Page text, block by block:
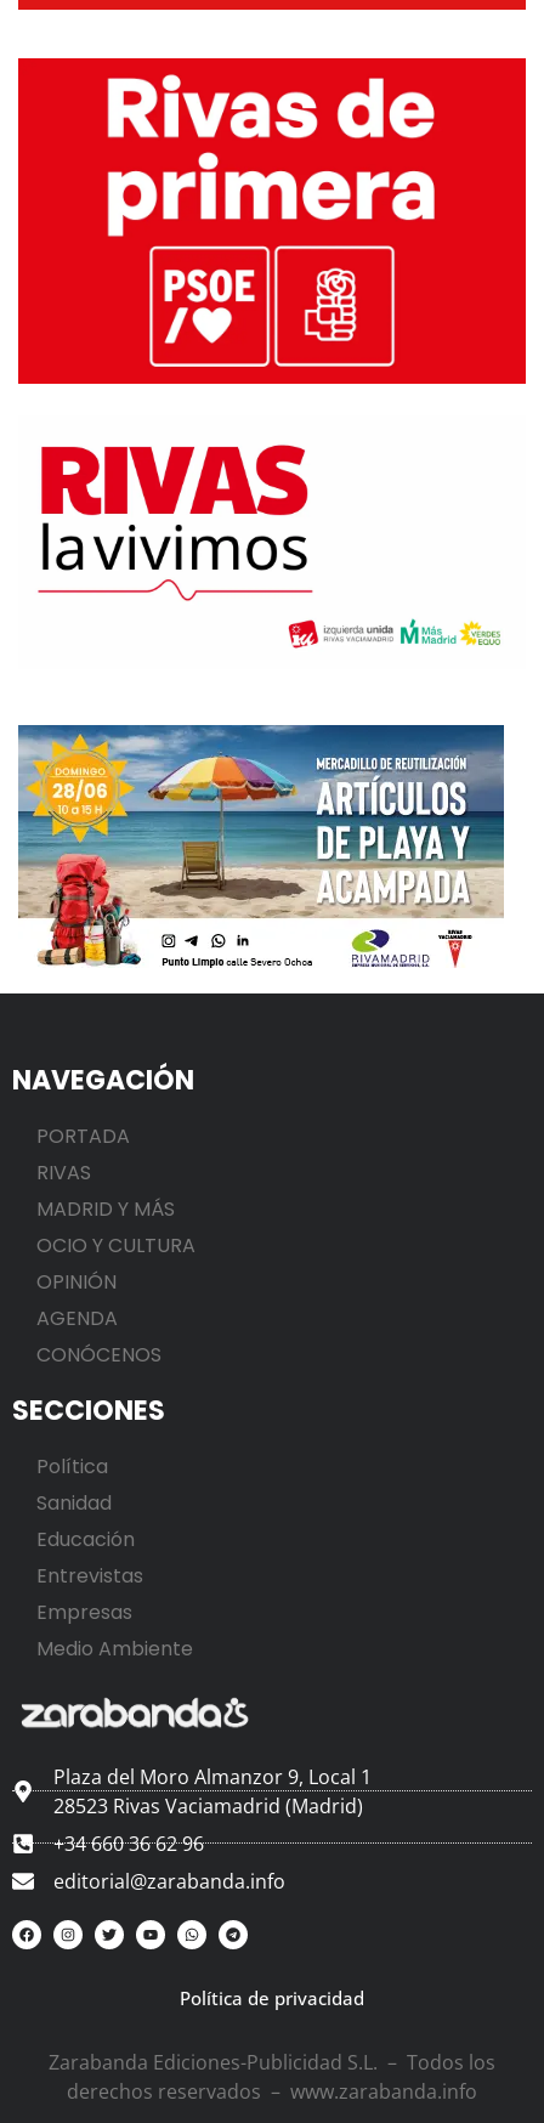
NAVEGACIÓN
PORTADA
RIVAS
MADRID Y MÁS
OCIO Y CULTURA
OPINIÓN
AGENDA
CONÓCENOS
SECCIONES
Política
Sanidad
Educación
Entrevistas
Empresas
Medio Ambiente
Plaza del Moro Almanzor 9, Local 1
28523 Rivas Vaciamadrid (Madrid)
+34 660 36 62 96
editorial@zarabanda.info
Política de privacidad
Zarabanda Ediciones-Publicidad S.L. – Todos los
derechos reservados – www.zarabanda.info